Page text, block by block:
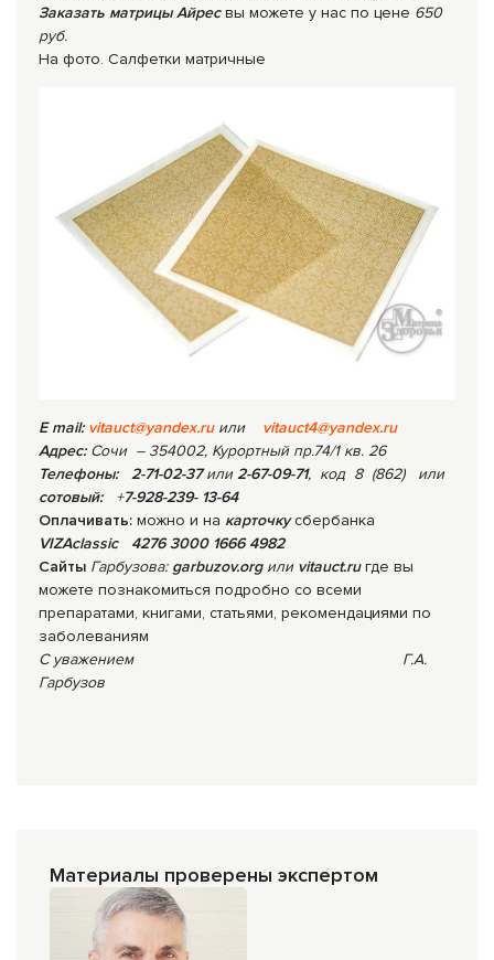
Заказать матрицы Айресвы можете у нас по цене 650
руб.
На фото. Салфетки матричные
E mail: vitauct@yandex.ru или
vitauct4@yandex.ru
Адрес: Сочи – 354002, Курортный пр.74/1 кв. 26
Телефоны:
2-71-02-37 или 2-67-09-71, код 8 (862) или
сотовый:+7-928-239- 13-64
Оплачивать: можно и на карточкусбербанка
VIZAclassic 4276 3000 1666 4982
Сайты Гарбузова: garbuzov.org или vitauct.ruгде вы
можете познакомиться подробно со всеми
препаратами, книгами, статьями, рекомендациями по
заболеваниям
С уважением Г.А.
Гарбузов
Материалы проверены экспертом